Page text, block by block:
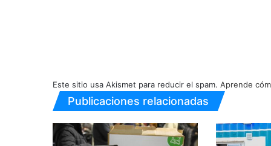
Este sitio usa Akismet para reducir el spam. Aprende
Publicaciones relacionadas